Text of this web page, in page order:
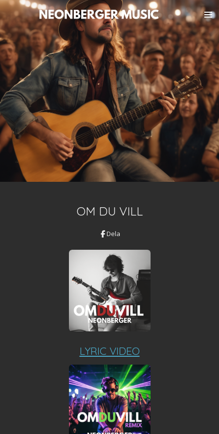
Hoppa
huvudinnehållet
OM DU VILL
Dela
LYRIC VIDEO